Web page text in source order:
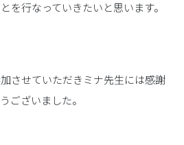
を行なっていきたいと思います。
させていただきミナ先生には感謝
ございました。